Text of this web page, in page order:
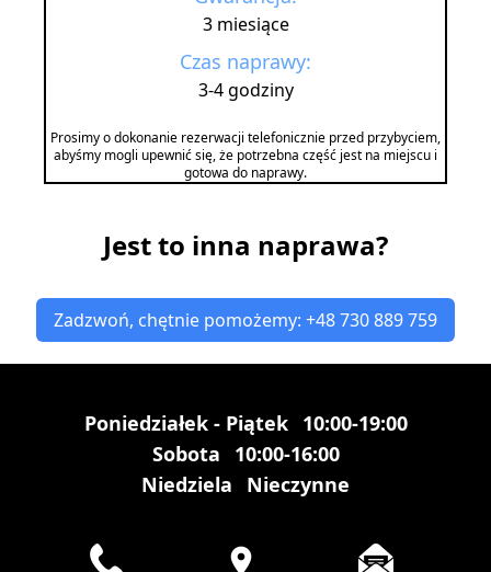
3 miesiące
Czas naprawy:
3-4 godziny
Prosimy o dokonanie rezerwacji telefonicznie przed przybyciem,
abyśmy mogli upewnić się, że potrzebna część jest na miejscu i
gotowa do naprawy.
Jest to inna naprawa?
Zadzwoń, chętnie pomożemy: +48 730 889 759
Poniedziałek - Piątek 10:00-19:00
Sobota
10:00-16:00
Niedziela
Nieczynne